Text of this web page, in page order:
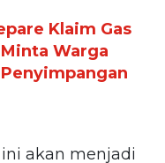
Klaim Gas
Warga
akan menjadi